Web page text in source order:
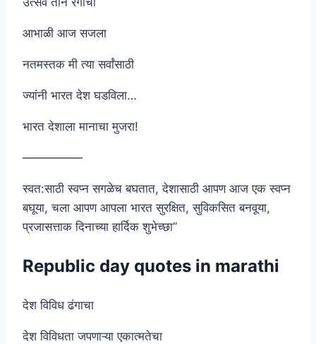
आभाळी आज सजला
नतमस्तक मी त्या सर्वांसाठी
ज्यांनी भारत देश घडविला…
भारत देशाला मानाचा मुजरा!
—————
स्वत:साठी स्वप्न सगळेच बघतात, देशासाठी आपण आज एक स्वप्न
बघूया, चला आपण आपला भारत सुरक्षित, सुविकसित बनवूया,
प्रजासत्ताक दिनाच्या हार्दिक शुभेच्छा”
Republic day quotes in marathi
देश विविध ढंगाचा
देश विविधता जपणाऱ्या एकात्मतेचा